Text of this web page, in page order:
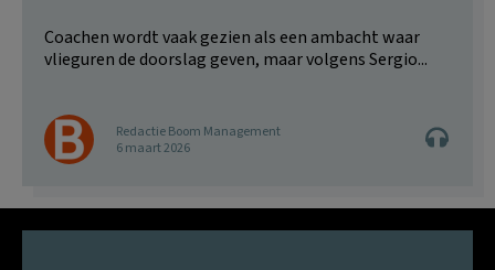
Coachen wordt vaak gezien als een ambacht waar
vlieguren de doorslag geven, maar volgens Sergio...
Redactie Boom Management
6 maart 2026